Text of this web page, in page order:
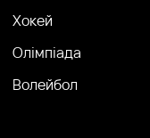
Хокей
Олімпіада
Волейбол